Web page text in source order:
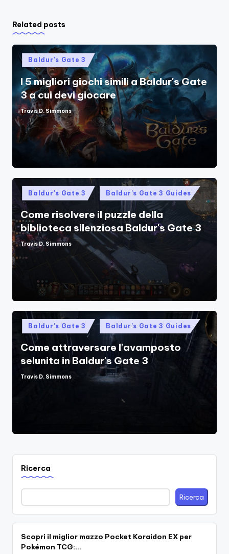
Related posts
Posted
in
Baldur's Gate 3
I 5 migliori giochi simili a Baldur's Gate
3 a cui devi giocare
Posted
by
Travis D. Simmons
Posted
in
Baldur's Gate 3 Baldur's Gate 3 Guides
Come risolvere il puzzle della
biblioteca silenziosa Baldur's Gate 3
Posted
Travis D. Simmons
Posted
in
Baldur's Gate 3 Baldur's Gate 3 Guides
Come attraversare l'avamposto
selunita in Baldur's Gate 3
Posted
Travis D. Simmons
Ricerca
Ricerca
Scopri il miglior mazzo Pocket Koraidon EX per
Pokémon TCG:…